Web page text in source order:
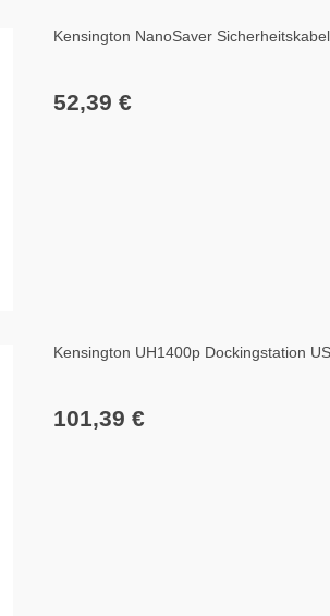
Kensington NanoSaver
52,39 €
Kensington UH1400p Dockingstation
101,39 €